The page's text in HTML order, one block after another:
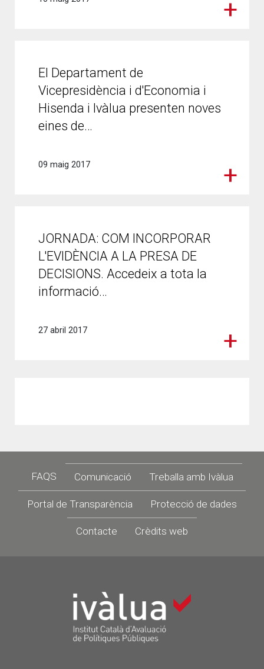
El Departament de
Vicepresidència i d'Economia i
Hisenda i Ivàlua presenten noves
eines de…
09 maig 2017
JORNADA: COM INCORPORAR
L'EVIDÈNCIA A LA PRESA DE
DECISIONS. Accedeix a tota la
informació…
27 abril 2017
Footer
FAQS Comunicació Treballa amb Ivàlua
Portal de Transparència Protecció de dades
Contacte Crèdits web